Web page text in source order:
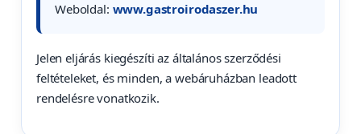
Weboldal: www.gastroirodaszer.hu
Jelen eljárás kiegészíti az általános szerződési
feltételeket, és minden, a webáruházban leadott
rendelésre vonatkozik.